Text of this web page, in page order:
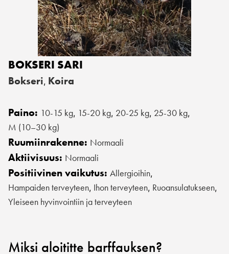
BOKSERI SARI
Bokseri, Koira
Paino: 10-15 kg, 15-20 kg, 20-25 kg, 25-30 kg,
M (10–30 kg)
Ruumiinrakenne: Normaali
Aktiivisuus: Normaali
Positiivinen vaikutus: Allergioihin,
Hampaiden terveyteen, Ihon terveyteen, Ruoansulatukseen,
Yleiseen hyvinvointiin ja terveyteen
Miksi aloititte barffauksen?